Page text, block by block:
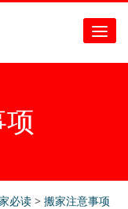
必读 > 搬家注意事项